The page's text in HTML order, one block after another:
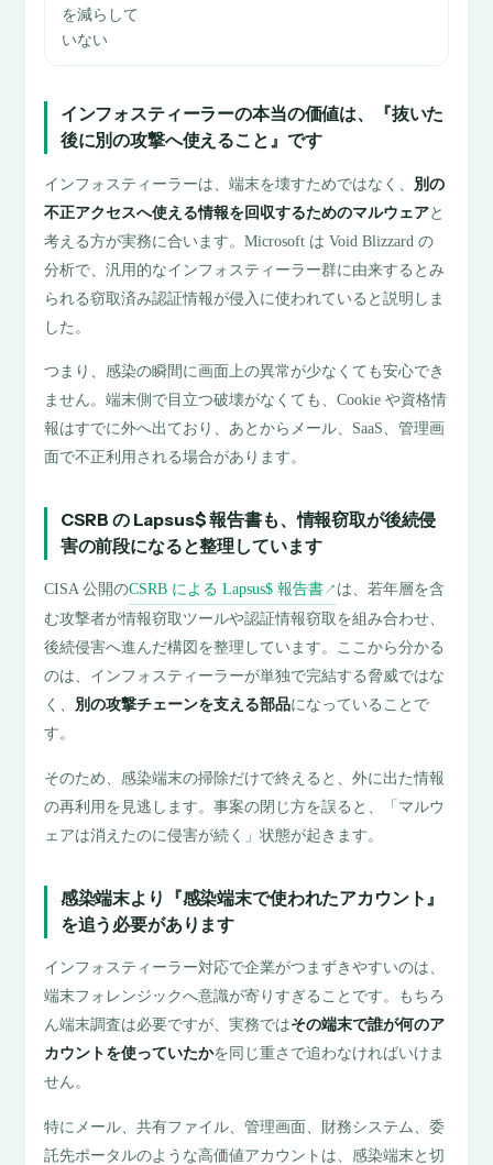
を減らして
いない
インフォスティーラーの本当の価値は、『抜いた
後に別の攻撃へ使えること』です
インフォスティーラーは、端末を壊すためではなく、 別の
不正アクセスへ使える情報を回収するためのマルウェアと
考える方が実務に合います。Microsoft は Void Blizzard の
分析で、汎用的なインフォスティーラー群に由来するとみ
られる窃取済み認証情報が侵入に使われていると説明しま
した。
つまり、感染の瞬間に画面上の異常が少なくても安心でき
ません。端末側で目立つ破壊がなくても、Cookie や資格情
報はすでに外へ出ており、あとからメール、SaaS、管理画
面で不正利用される場合があります。
CSRB の Lapsus$ 報告書も、情報窃取が後続侵
害の前段になると整理しています
CISA 公開のCSRB による Lapsus$ 報告書↗ は、若年層を含
む攻撃者が情報窃取ツールや認証情報窃取を組み合わせ、
後続侵害へ進んだ構図を整理しています。ここから分かる
のは、インフォスティーラーが単独で完結する脅威ではな
く、 別の攻撃チェーンを支える部品になっていることで
す。
そのため、感染端末の掃除だけで終えると、外に出た情報
の再利用を見逃します。事案の閉じ方を誤ると、「マルウ
ェアは消えたのに侵害が続く」状態が起きます。
感染端末より『感染端末で使われたアカウント』
を追う必要があります
インフォスティーラー対応で企業がつまずきやすいのは、
端末フォレンジックへ意識が寄りすぎることです。もちろ
ん端末調査は必要ですが、実務ではその端末で誰が何のア
カウントを使っていたかを同じ重さで追わなければいけま
せん。
特にメール、共有ファイル、管理画面、財務システム、委
託先ポータルのような高価値アカウントは、感染端末と切